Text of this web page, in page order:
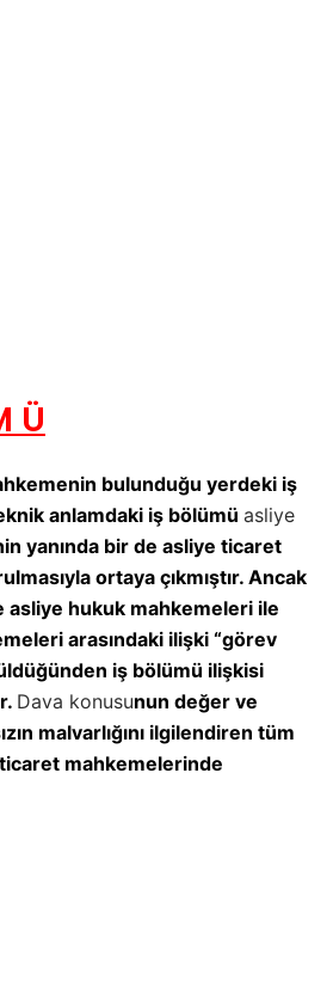
Ü
bulunduğu yerdeki iş
anlamdaki iş bölümü asliye
yanında bir de asliye ticaret
ortaya çıkmıştır. Ancak
asliye hukuk mahkemeleri ile
arasındaki ilişki “görev
iş bölümü ilişkisi
Dava konusunun değer ve
malvarlığını ilgilendiren tüm
mahkemelerinde